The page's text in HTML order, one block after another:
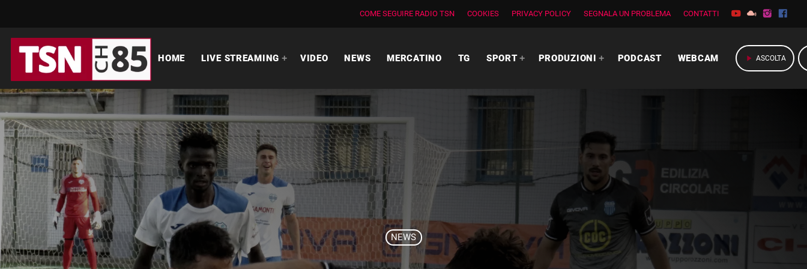
COME SEGUIRE RADIO TSN COOKIES PRIVACY POLICY SEGNALA UN PROBLEMA CONTATTI
HOME LIVE STREAMING VIDEO NEWS MERCATINO TG SPORT PRODUZIONI PODCAST WEBCAM play_arrow ASCOLTA
NEWS